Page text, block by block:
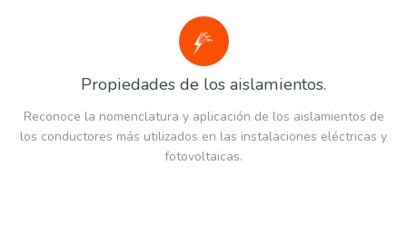
Propiedades de los aislamientos.
Reconoce la nomenclatura y aplicación de los aislamientos de
los conductores más utilizados en las instalaciones eléctricas y
fotovoltaicas.